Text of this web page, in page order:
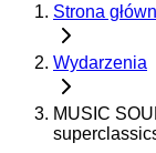
Strona
Wydarzenia
MUSIC